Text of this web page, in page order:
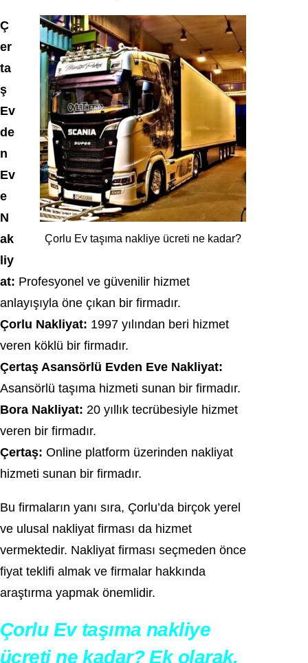
Çorlu Ev taşıma nakliye ücreti ne kadar?
Ç
er
ta
ş
Ev
de
n
Ev
e
N
ak
liy
at: Profesyonel ve güvenilir hizmet
anlayışıyla öne çıkan bir firmadır.
Çorlu Nakliyat: 1997 yılından beri hizmet
veren köklü bir firmadır.
Çertaş Asansörlü Evden Eve Nakliyat:
Asansörlü taşıma hizmeti sunan bir firmadır.
Bora Nakliyat: 20 yıllık tecrübesiyle hizmet
veren bir firmadır.
Çertaş: Online platform üzerinden nakliyat
hizmeti sunan bir firmadır.
Bu firmaların yanı sıra, Çorlu’da birçok yerel
ve ulusal nakliyat firması da hizmet
vermektedir. Nakliyat firması seçmeden önce
fiyat teklifi almak ve firmalar hakkında
araştırma yapmak önemlidir.
Çorlu Ev taşıma nakliye
ücreti ne kadar? Ek olarak,